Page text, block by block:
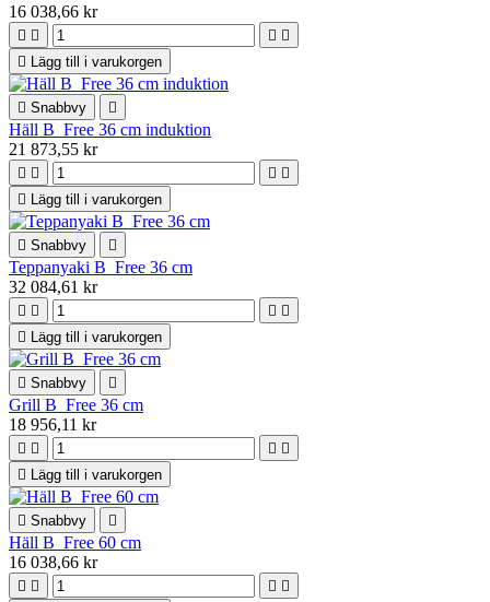
16 038,66 kr
   

Lägg till i varukorgen
 Snabbvy 
Häll B_Free 36 cm induktion
21 873,55 kr
   

Lägg till i varukorgen
 Snabbvy 
Teppanyaki B_Free 36 cm
32 084,61 kr
   

Lägg till i varukorgen
 Snabbvy 
Grill B_Free 36 cm
18 956,11 kr
   

Lägg till i varukorgen
 Snabbvy 
Häll B_Free 60 cm
16 038,66 kr
   